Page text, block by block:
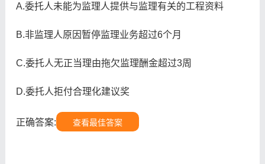
A.委托人未能为监理人提供与监理有关的工程资料
B.非监理人原因暂停监理业务超过6个月
C.委托人无正当理由拖欠监理酬金超过3周
D.委托人拒付合理化建议奖
正确答案: 查看最佳答案